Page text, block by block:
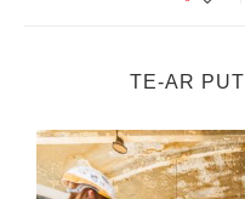
TE-AR